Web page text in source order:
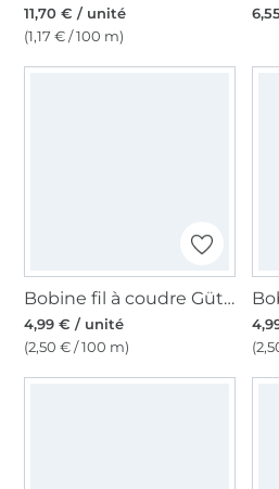
11,70 € / unité
(1,17 € / 100 m)
Bobine fil à coudre Gütermann 200m polyester, (786) bleu gris
4,99 € / unité
(2,50 € / 100 m)